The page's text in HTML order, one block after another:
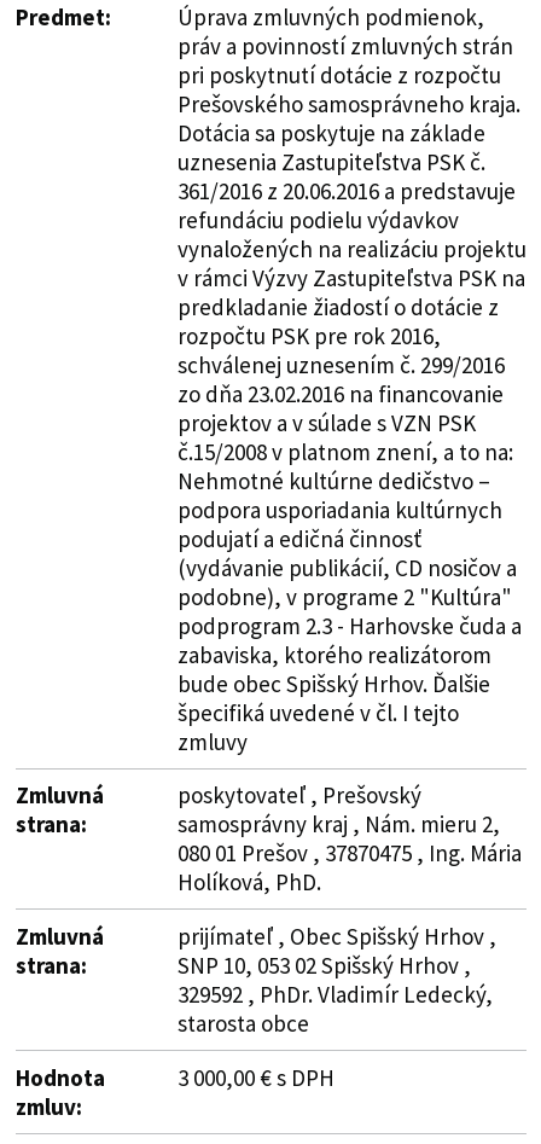
Predmet:
Úprava zmluvných podmienok,
práv a povinností zmluvných strán
pri poskytnutí dotácie z rozpočtu
Prešovského samosprávneho kraja.
Dotácia sa poskytuje na základe
uznesenia Zastupiteľstva PSK č.
361/2016 z 20.06.2016 a predstavuje
refundáciu podielu výdavkov
vynaložených na realizáciu projektu
v rámci Výzvy Zastupiteľstva PSK na
predkladanie žiadostí o dotácie z
rozpočtu PSK pre rok 2016,
schválenej uznesením č. 299/2016
zo dňa 23.02.2016 na financovanie
projektov a v súlade s VZN PSK
č.15/2008 v platnom znení, a to na:
Nehmotné kultúrne dedičstvo –
podpora usporiadania kultúrnych
podujatí a edičná činnosť
(vydávanie publikácií, CD nosičov a
podobne), v programe 2 "Kultúra"
podprogram 2.3 - Harhovske čuda a
zabaviska, ktorého realizátorom
bude obec Spišský Hrhov. Ďalšie
špecifiká uvedené v čl. I tejto
zmluvy
Zmluvná
strana:
poskytovateľ , Prešovský
samosprávny kraj , Nám. mieru 2,
080 01 Prešov , 37870475 , Ing. Mária
Holíková, PhD.
Zmluvná
strana:
prijímateľ , Obec Spišský Hrhov ,
SNP 10, 053 02 Spišský Hrhov ,
329592 , PhDr. Vladimír Ledecký,
starosta obce
Hodnota
zmluv:
3 000,00 € s DPH